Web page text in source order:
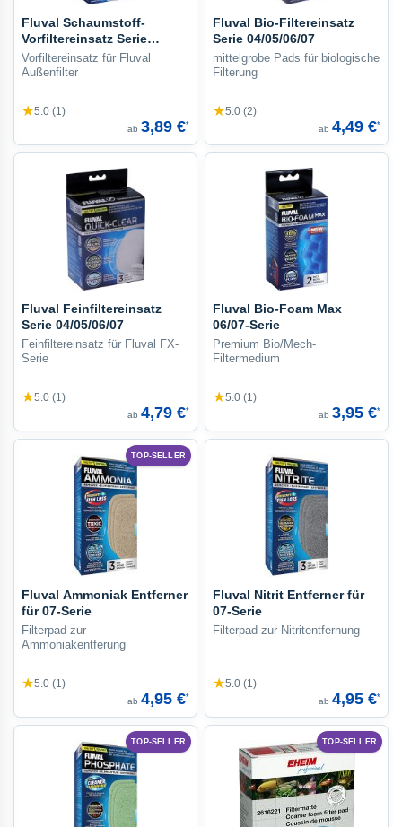
Fluval Schaumstoff-
Vorfiltereinsatz Serie
04/05/06/07
Vorfiltereinsatz für Fluval
Außenfilter
★5.0 (1)
ab 3,89 €*
Fluval Bio-Filtereinsatz
Serie 04/05/06/07
mittelgrobe Pads für biologische
Filterung
★5.0 (2)
ab 4,49 €*
Fluval Feinfiltereinsatz
Serie 04/05/06/07
Feinfiltereinsatz für Fluval FX-
Serie
★5.0 (1)
ab 4,79 €*
Fluval Bio-Foam Max
06/07-Serie
Premium Bio/Mech-
Filtermedium
★5.0 (1)
ab 3,95 €*
TOP-SELLER
Fluval Ammoniak Entferner
für 07-Serie
Filterpad zur
Ammoniakentferung
★5.0 (1)
ab 4,95 €*
Fluval Nitrit Entferner für
07-Serie
Filterpad zur Nitritentfernung
★5.0 (1)
ab 4,95 €*
TOP-SELLER TOP-SELLER